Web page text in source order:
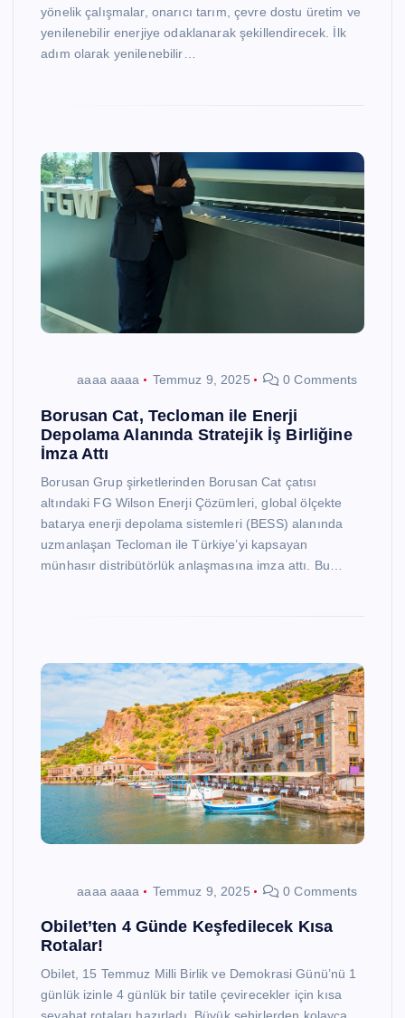
yönelik çalışmalar, onarıcı tarım, çevre dostu üretim ve
yenilenebilir enerjiye odaklanarak şekillendirecek. İlk
adım olarak yenilenebilir…
aaaa aaaa Temmuz 9, 2025 0 Comments
Borusan Cat, Tecloman ile Enerji
Depolama Alanında Stratejik İş Birliğine
İmza Attı
Borusan Grup şirketlerinden Borusan Cat çatısı
altındaki FG Wilson Enerji Çözümleri, global ölçekte
batarya enerji depolama sistemleri (BESS) alanında
uzmanlaşan Tecloman ile Türkiye’yi kapsayan
münhasır distribütörlük anlaşmasına imza attı. Bu…
aaaa aaaa Temmuz 9, 2025 0 Comments
Obilet’ten 4 Günde Keşfedilecek Kısa
Rotalar!
Obilet, 15 Temmuz Milli Birlik ve Demokrasi Günü’nü 1
günlük izinle 4 günlük bir tatile çevirecekler için kısa